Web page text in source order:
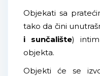
Objekati sa
tako da čini
i sunčalište)
objekta.
Objekti će se